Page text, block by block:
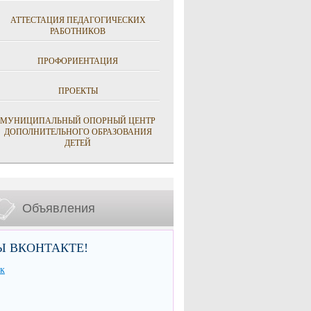
АТТЕСТАЦИЯ ПЕДАГОГИЧЕСКИХ
РАБОТНИКОВ
ПРОФОРИЕНТАЦИЯ
ПРОЕКТЫ
МУНИЦИПАЛЬНЫЙ ОПОРНЫЙ ЦЕНТР
ДОПОЛНИТЕЛЬНОГО ОБРАЗОВАНИЯ
ДЕТЕЙ
Объявления
ВКОНТАКТЕ!